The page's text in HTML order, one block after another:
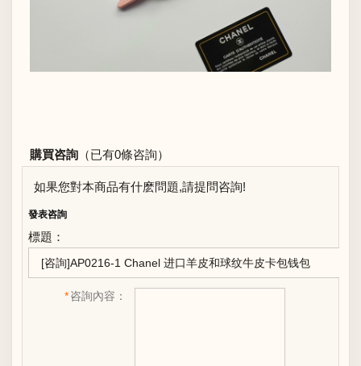
購買咨詢 （已有0條咨詢）
如果您對本商品有什麽問題,請提問咨詢!
發表咨詢
標題：
*咨詢內容：